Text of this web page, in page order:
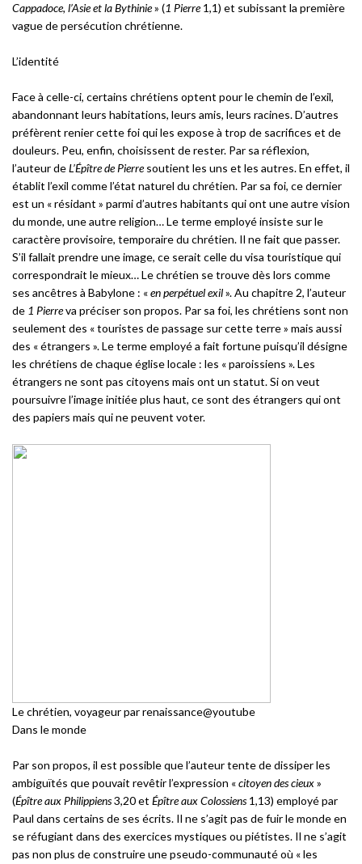
Cappadoce, l’Asie et la Bythinie» (1 Pierre1,1) et subissant la première
vague de persécution chrétienne.
L’identité
Face à celle-ci, certains chrétiens optent pour le chemin de l’exil,
abandonnant leurs habitations, leurs amis, leurs racines. D’autres
préfèrent renier cette foi qui les expose à trop de sacrifices et de
douleurs. Peu, enfin, choisissent de rester. Par sa réflexion,
l’auteur deL’Épître de Pierresoutient les uns et les autres. En effet, il
établit l’exil comme l’état naturel du chrétien. Par sa foi, ce dernier
est un « résidant » parmi d’autres habitants qui ont une autre vision
du monde, une autre religion… Le terme employé insiste sur le
caractère provisoire, temporaire du chrétien. Il ne fait que passer.
S’il fallait prendre une image, ce serait celle du visa touristique qui
correspondrait le mieux… Le chrétien se trouve dès lors comme
ses ancêtres à Babylone : «en perpétuel exil». Au chapitre 2, l’auteur
de 1 Pierreva préciser son propos. Par sa foi, les chrétiens sont non
seulement des « touristes de passage sur cette terre » mais aussi
des « étrangers ». Le terme employé a fait fortune puisqu’il désigne
les chrétiens de chaque église locale : les « paroissiens ». Les
étrangers ne sont pas citoyens mais ont un statut. Si on veut
poursuivre l’image initiée plus haut, ce sont des étrangers qui ont
des papiers mais qui ne peuvent voter.
Le chrétien, voyageur par renaissance@youtube
Dans le monde
Par son propos, il est possible que l’auteur tente de dissiper les
ambiguïtés que pouvait revêtir l’expression «citoyen des cieux»
(Épître aux Philippiens3,20 et Épître aux Colossiens1,13) employé par
Paul dans certains de ses écrits. Il ne s’agit pas de fuir le monde en
se réfugiant dans des exercices mystiques ou piétistes. Il ne s’agit
pas non plus de construire une pseudo-communauté où « les